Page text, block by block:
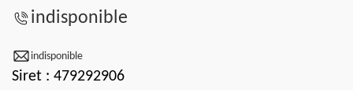
indisponible
indisponible
Siret : 479292906